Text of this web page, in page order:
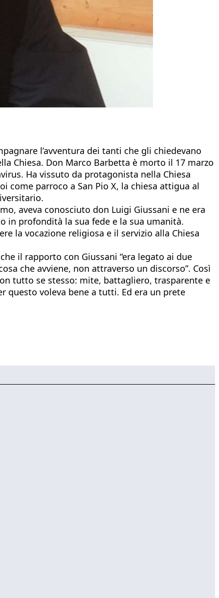
l’avventura dei tanti che gli chiedevano
Chiesa. Don Marco Barbetta è morto il 17 marzo
Ha vissuto da protagonista nella Chiesa
come parroco a San Pio X, la chiesa attigua al
aveva conosciuto don Luigi Giussani e ne era
in profondità la sua fede e la sua umanità.
la vocazione religiosa e il servizio alla Chiesa
il rapporto con Giussani “era legato ai due
che avviene, non attraverso un discorso”. Così
tutto se stesso: mite, battagliero, trasparente e
questo voleva bene a tutti. Ed era un prete